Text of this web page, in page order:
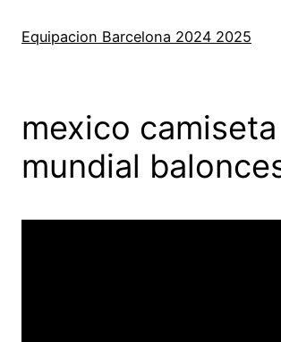
Equipacion Barcelona 2024 2025
mexico camiseta
mundial